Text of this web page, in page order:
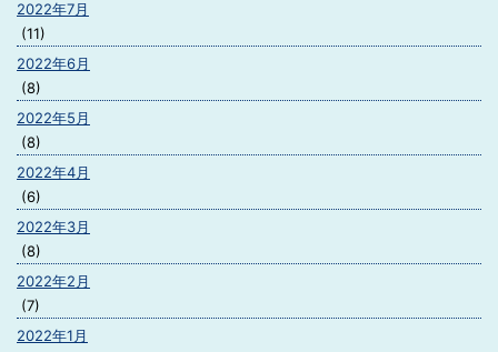
2022年7月
(11)
2022年6月
(8)
2022年5月
(8)
2022年4月
(6)
2022年3月
(8)
2022年2月
(7)
2022年1月